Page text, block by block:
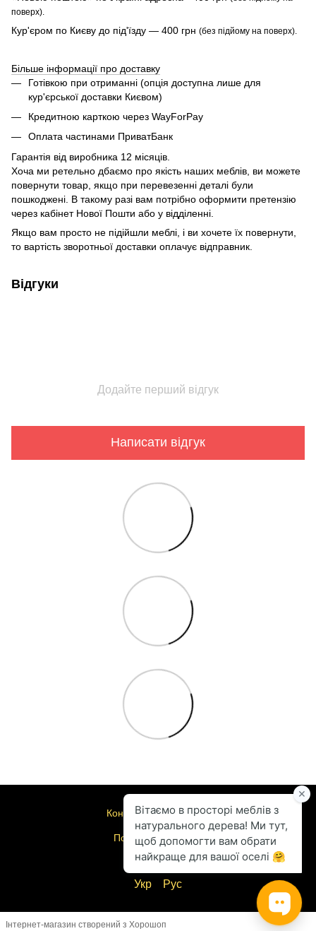
поверх).
Кур'єром по Києву до під'їзду — 400 грн (без підйому на поверх).
Більше інформації про доставку
Готівкою при отриманні (опція доступна лише для
кур'єрської доставки Києвом)
Кредитною карткою через WayForPay
Оплата частинами ПриватБанк
Гарантія від виробника 12 місяців.
Хоча ми ретельно дбаємо про якість наших меблів, ви можете
повернути товар, якщо при перевезенні деталі були
пошкоджені. В такому разі вам потрібно оформити претензію
через кабінет Нової Пошти або у відділенні.
Якщо вам просто не підійшли меблі, і ви хочете їх повернути,
то вартість зворотньої доставки оплачує відправник.
Відгуки
Додайте перший відгук
Написати відгук
Контактна інформація
Повна версія сайту
© 2004-2026
Укр Рус
Інтернет-магазин створений з Хорошоп